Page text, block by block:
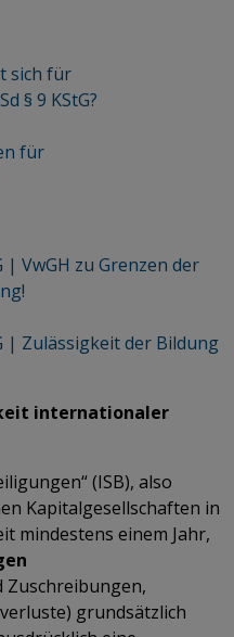
sich für
§ 9 KStG?
für
| VwGH zu Grenzen der
| Zulässigkeit der Bildung
internationaler
(ISB), also
Kapitalgesellschaften in
mindestens einem Jahr,
grundsätzlich